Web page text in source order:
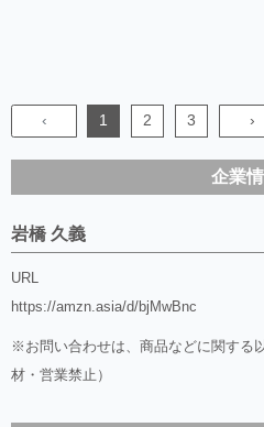
‹ 1 2 3 ›
企業
岩橋 久義
URL
https://amzn.asia/d/bjMwBnc
※お問い合わせは、商品などに関する
材・営業禁止）